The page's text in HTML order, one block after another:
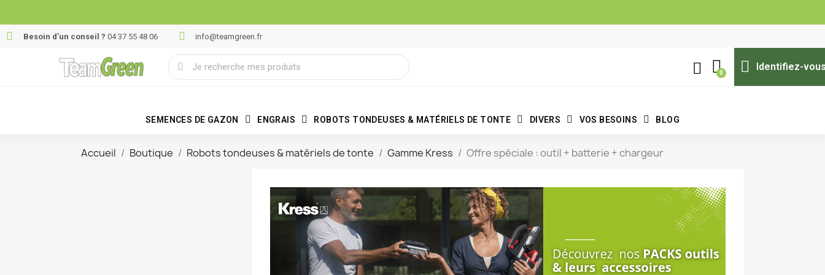
Besoin d’un conseil ? 04 37 55 48 06 info@teamgreen.fr
Identifiez-
SEMENCES DE GAZON ENGRAIS ROBOTS TONDEUSES & MATÉRIELS DE TONTE DIVERS VOS BESOINS BLOG
Accueil Boutique Robots tondeuses & matériels de tonte Gamme Kress Offre spéciale : outil + batterie + chargeur